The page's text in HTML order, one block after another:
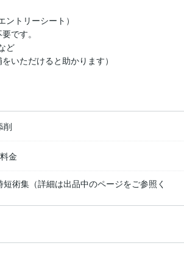
トリーシート）
です。
ど
いただけると助かります）
削
金
術集（詳細は出品中のページをご参照く